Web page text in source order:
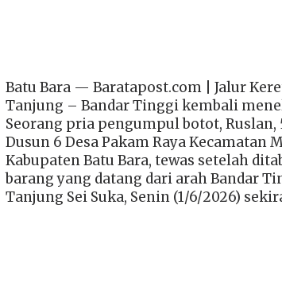
Batu Bara — Baratapost.com | Jalur
Tanjung – Bandar Tinggi kembali
Seorang pria pengumpul botot, Ruslan,
Dusun 6 Desa Pakam Raya Kecamatan
Kabupaten Batu Bara, tewas setelah
barang yang datang dari arah Bandar
Tanjung Sei Suka, Senin (1/6/2026)